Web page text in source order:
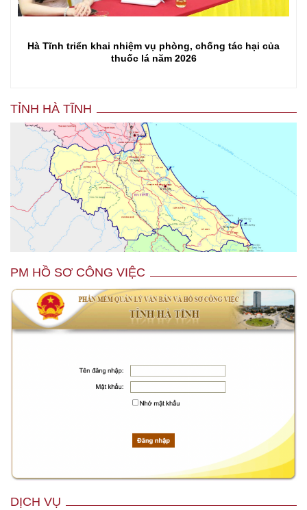
Hà Tĩnh triển khai nhiệm vụ phòng, chống tác hại của
thuốc lá năm 2026
TỈNH HÀ TĨNH
PM HỒ SƠ CÔNG VIỆC
DỊCH VỤ